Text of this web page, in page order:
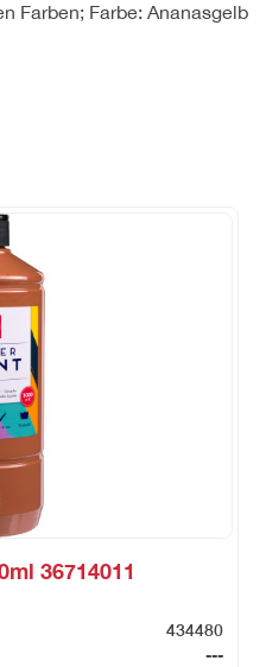
Farben; Farbe: Ananasgelb
36714011
434480
---